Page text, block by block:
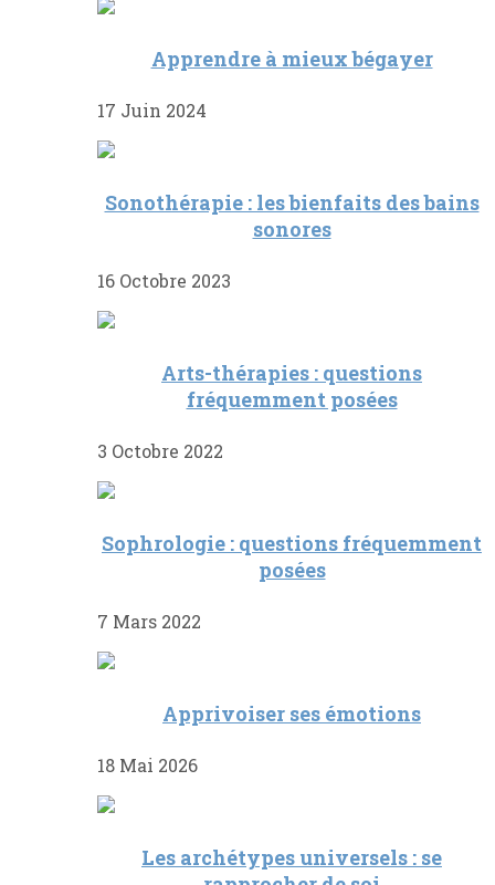
Apprendre à mieux bégayer
17 Juin 2024
Sonothérapie : les bienfaits des bains
sonores
16 Octobre 2023
Arts-thérapies : questions
fréquemment posées
3 Octobre 2022
Sophrologie : questions fréquemment
posées
7 Mars 2022
Apprivoiser ses émotions
18 Mai 2026
Les archétypes universels : se